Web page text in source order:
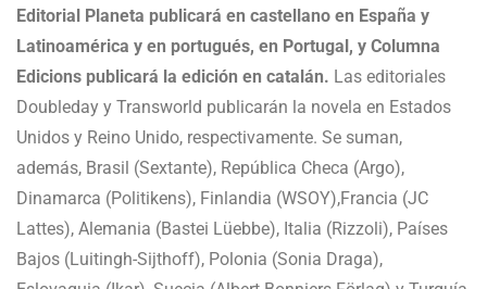
Editorial Planeta publicará en castellano en España y
Latinoamérica y en portugués, en Portugal, y Columna
Edicions publicará la edición en catalán. Las editoriales
Doubleday y Transworld publicarán la novela en Estados
Unidos y Reino Unido, respectivamente. Se suman,
además, Brasil (Sextante), República Checa (Argo),
Dinamarca (Politikens), Finlandia (WSOY),Francia (JC
Lattes), Alemania (Bastei Lüebbe), Italia (Rizzoli), Países
Bajos (Luitingh-Sijthoff), Polonia (Sonia Draga),